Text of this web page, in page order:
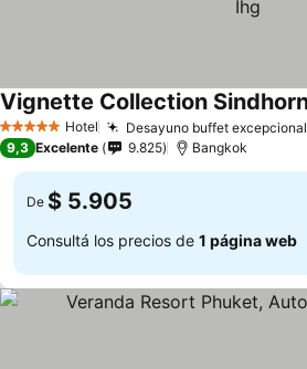
5 Estrellas Hotel Desayuno buffet excepcional
9,3 Excelente 9.825 Bangkok
De $ 5.905
Consultá los precios de 1 página web